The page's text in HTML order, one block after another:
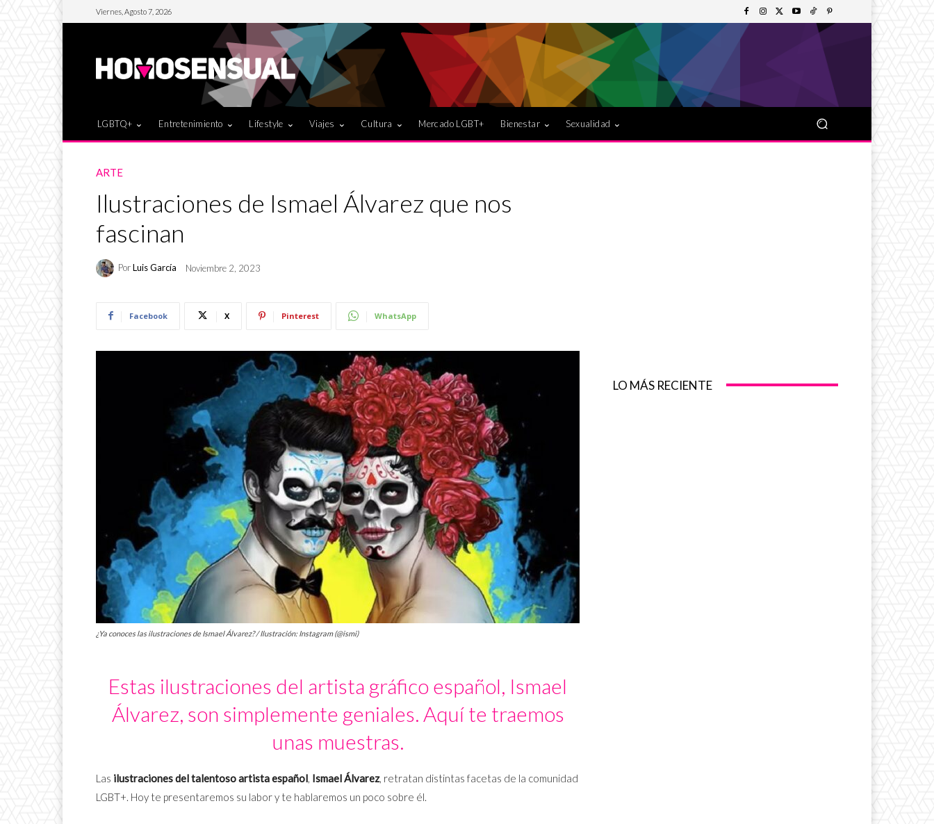
Viernes, Agosto 7, 2026
LGBTQ+ Entretenimiento Lifestyle Viajes Cultura Mercado LGBT+ Bienestar Sexualidad
ARTE
Ilustraciones de Ismael Álvarez que nos
fascinan
PorLuis García Noviembre 2, 2023
Facebook X Pinterest WhatsApp
¿Ya conoces las ilustraciones de Ismael Álvarez? / Ilustración: Instagram (@ismi)
Estas ilustraciones del artista gráfico español, Ismael
Álvarez, son simplemente geniales. Aquí te traemos
unas muestras.
Las ilustraciones del talentoso artista español, Ismael Álvarez, retratan distintas facetas de la comunidad
LGBT+. Hoy te presentaremos su labor y te hablaremos un poco sobre él.
LO MÁS RECIENTE